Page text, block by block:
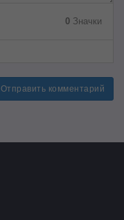
0 Значки
Отправить комментарий